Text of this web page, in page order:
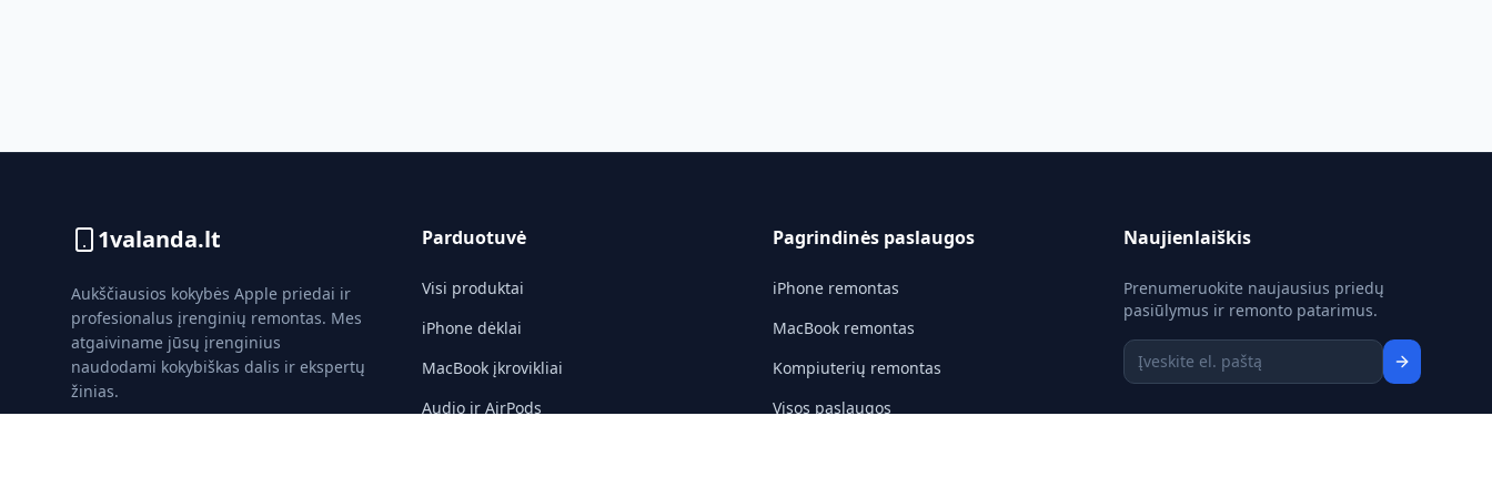
1valanda.lt
Aukščiausios kokybės Apple priedai ir
profesionalus įrenginių remontas. Mes
atgaiviname jūsų įrenginius
naudodami kokybiškas dalis ir ekspertų
žinias.
Parduotuvė
Visi produktai
iPhone dėklai
MacBook įkrovikliai
Audio ir AirPods
Pagrindinės paslaugos
iPhone remontas
MacBook remontas
Kompiuterių remontas
Visos paslaugos
Naujienlaiškis
Prenumeruokite naujausius priedų
pasiūlymus ir remonto patarimus.